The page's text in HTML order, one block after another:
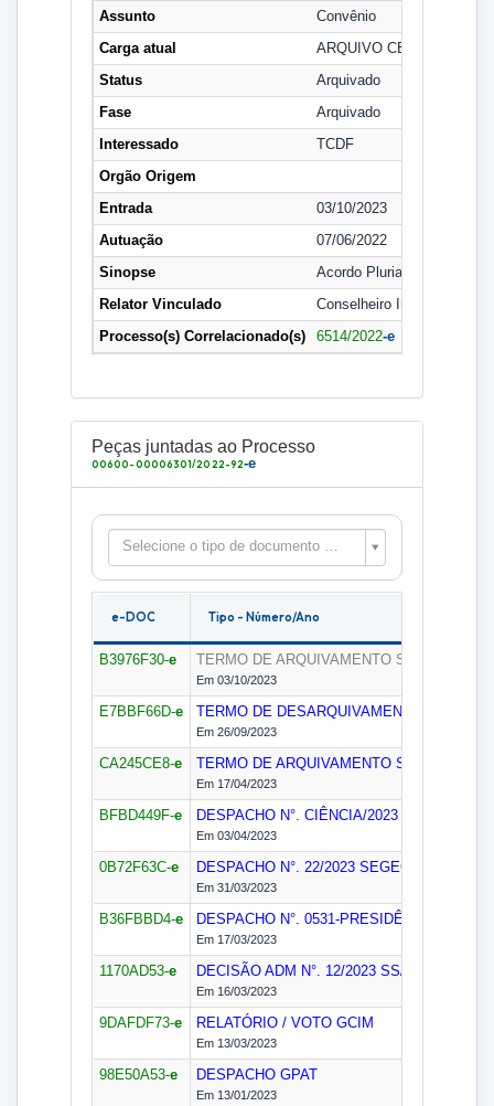
Assunto
Convênio
Carga atual
ARQUIVO CENTRAL - SPA
Status
Arquivado
Fase
Arquivado
Interessado
TCDF
Orgão Origem
Entrada
03/10/2023
Autuação
07/06/2022
Sinopse
Acordo Plurianual de
Relator Vinculado
Conselheiro Inácio
Processo(s) Correlacionado(s)
6514/2022-e
Peças juntadas ao Processo
00600-00006301/2022-92-e
Selecione o tipo de documento para filtrar as peças
e-DOC Tipo - Número/Ano
B3976F30-e TERMO DE ARQUIVAMENTO SELIP
Em 03/10/2023
E7BBF66D-e TERMO DE DESARQUIVAMENTO
Em 26/09/2023
CA245CE8-e TERMO DE ARQUIVAMENTO SEGEM (2019)
Em 17/04/2023
BFBD449F-e DESPACHO N°. CIÊNCIA/2023
Em 03/04/2023
0B72F63C-e DESPACHO N°. 22/2023 SEGECEX
Em 31/03/2023
B36FBBD4-e DESPACHO N°. 0531-PRESIDÊNCIA/2023
Em 17/03/2023
1170AD53-e DECISÃO ADM N°. 12/2023 SS/GAB
Em 16/03/2023
9DAFDF73-e RELATÓRIO / VOTO GCIM
Em 13/03/2023
98E50A53-e DESPACHO GPAT
Em 13/01/2023